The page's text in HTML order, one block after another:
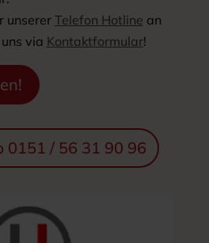
unserer Telefon Hotline an
via Kontaktformular!
0151 / 56 31 90 96